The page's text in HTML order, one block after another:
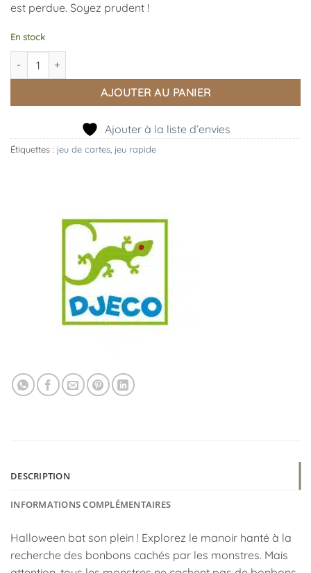
est perdue. Soyez prudent !
En stock
quantité de Jeu de Cartes Monstrio, Djeco
AJOUTER AU PANIER
Ajouter à la liste d’envies
Étiquettes : jeu de cartes jeu rapide
DESCRIPTION
INFORMATIONS COMPLÉMENTAIRES
Halloween bat son plein ! Explorez le manoir hanté à la
recherche des bonbons cachés par les monstres. Mais